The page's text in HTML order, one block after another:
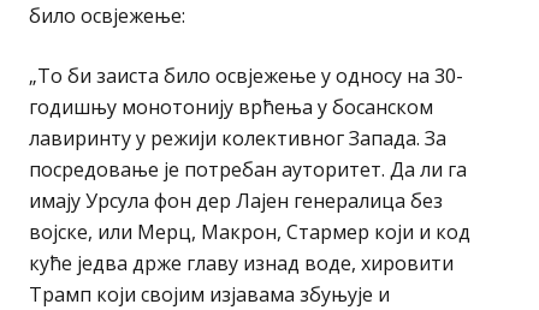
било освјежење:
„То би заиста било освјежење у односу на 30-
годишњу монотонију врћења у босанском
лавиринту у режији колективног Запада. За
посредовање је потребан ауторитет. Да ли га
имају Урсула фон дер Лајен генералица без
војске, или Мерц, Макрон, Стармер који и код
куће једва држе главу изнад воде, хировити
Трамп који својим изјавама збуњује и